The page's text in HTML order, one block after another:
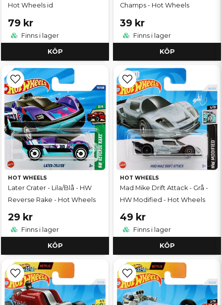
Hot Wheels id
79 kr
Finns i lager
KÖP
Champs - Hot Wheels
39 kr
Finns i lager
KÖP
HOT WHEELS
Later Crater - Lila/Blå - HW
Reverse Rake - Hot Wheels
29 kr
Finns i lager
KÖP
HOT WHEELS
Mad Mike Drift Attack - Grå -
HW Modified - Hot Wheels
49 kr
Finns i lager
KÖP